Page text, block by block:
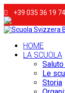
+39 035 36 19
HOME
LA SCUOLA
Le
Storia